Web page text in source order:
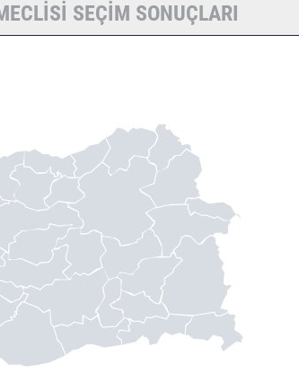
SEÇİM SONUÇLARI